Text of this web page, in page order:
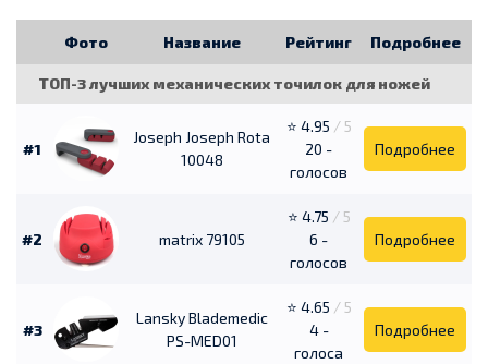
Фото Название Рейтинг Подробнее
ТОП-3 лучших механических точилок для ножей
#1
Joseph Joseph Rota
10048
⭐ 4.95 / 5
20 -
голосов
Подробнее
#2 matrix 79105
⭐ 4.75 / 5
6 -
голосов
Подробнее
#3
Lansky Blademedic
PS-MED01
⭐ 4.65 / 5
4 -
голоса
Подробнее